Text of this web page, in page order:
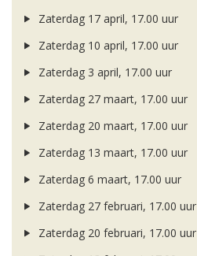
Zaterdag 17 april, 17.00 uur
Zaterdag 10 april, 17.00 uur
Zaterdag 3 april, 17.00 uur
Zaterdag 27 maart, 17.00 uur
Zaterdag 20 maart, 17.00 uur
Zaterdag 13 maart, 17.00 uur
Zaterdag 6 maart, 17.00 uur
Zaterdag 27 februari, 17.00 uur
Zaterdag 20 februari, 17.00 uur